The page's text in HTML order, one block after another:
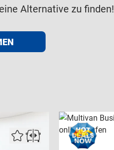
Alternative zu finden!